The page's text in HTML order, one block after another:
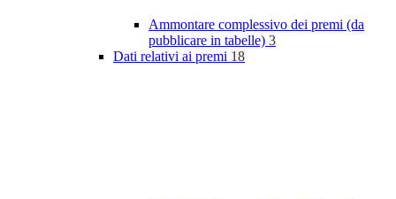
Ammontare complessivo dei premi (da
pubblicare in tabelle) 3
Dati relativi ai premi 18